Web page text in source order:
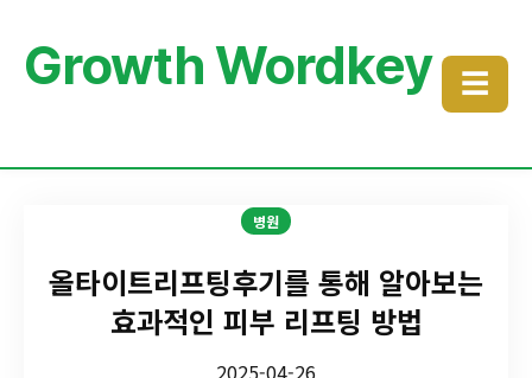
Growth Wordkey ☰
병원
올타이트리프팅후기를 통해 알아보는
효과적인 피부 리프팅 방법
2025-04-26